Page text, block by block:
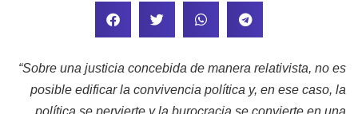
“Sobre una justicia concebida de manera relativista, no es
posible edificar la convivencia política y, en ese caso, la
política se pervierte y la burocracia se convierte en una